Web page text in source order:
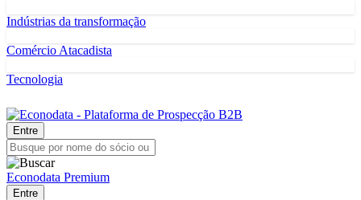
Indústrias da transformação
Comércio Atacadista
Tecnologia
Entre
Econodata Premium
Entre